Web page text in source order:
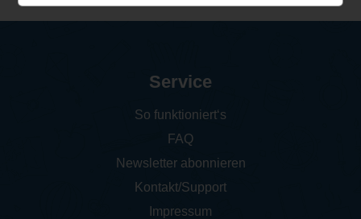
Service
So funktioniert‘s
FAQ
Newsletter abonnieren
Kontakt/Support
Impressum